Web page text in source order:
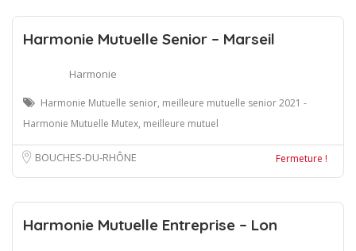
Harmonie Mutuelle Senior – Marseil
Harmonie
Harmonie Mutuelle senior, meilleure mutuelle senior 2021 -
Harmonie Mutuelle Mutex, meilleure mutuel
BOUCHES-DU-RHÔNE Fermeture !
Harmonie Mutuelle Entreprise – Lon